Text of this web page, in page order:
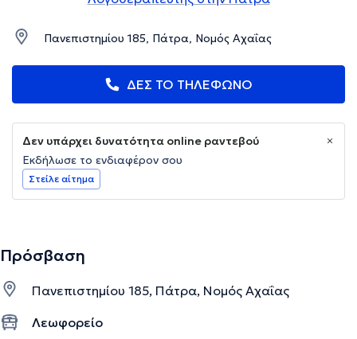
Πανεπιστημίου 185, Πάτρα, Νομός Αχαΐας
ΔΕΣ ΤΟ ΤΗΛΕΦΩΝΟ
Δεν υπάρχει δυνατότητα online ραντεβού
Εκδήλωσε το ενδιαφέρον σου
Στείλε αίτημα
Πρόσβαση
Πανεπιστημίου 185, Πάτρα, Νομός Αχαΐας
Λεωφορείο